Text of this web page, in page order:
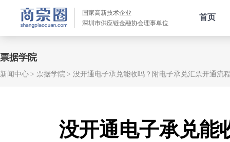
国家高新技术企业
深圳市供应链金融协会理事单位
首页
票据学院
新闻中心 票据学院 没开通电子承兑能收吗？附电子承兑汇票开通流
没开通电子承兑能